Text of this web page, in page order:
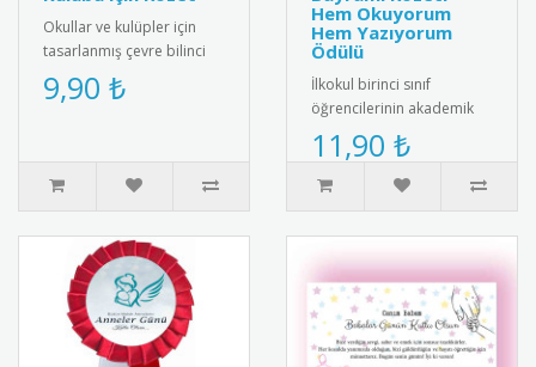
Okullar ve kulüpler için
tasarlanmış çevre bilinci
rozetleri. Paslanmaz iğneli
model, çevre farkında..
9,90 ₺
Hem Okuyorum
Hem Yazıyorum
Ödülü
İlkokul birinci sınıf
öğrencilerinin akademik
hayatındaki ilk büyük
başarısını taçlandırmak
için tas..
11,90 ₺